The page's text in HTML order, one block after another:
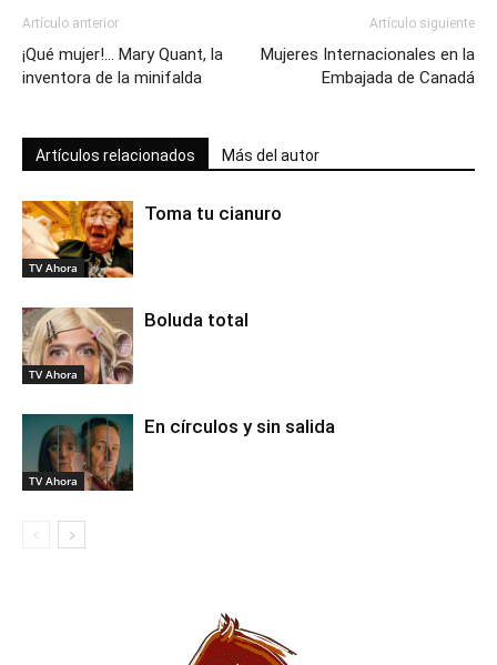
Artículo anterior
¡Qué mujer!… Mary Quant, la
inventora de la minifalda
Artículo siguiente
Mujeres Internacionales en la
Embajada de Canadá
Artículos relacionados Más del autor
TV Ahora
Toma tu cianuro
TV Ahora
Boluda total
TV Ahora
En círculos y sin salida